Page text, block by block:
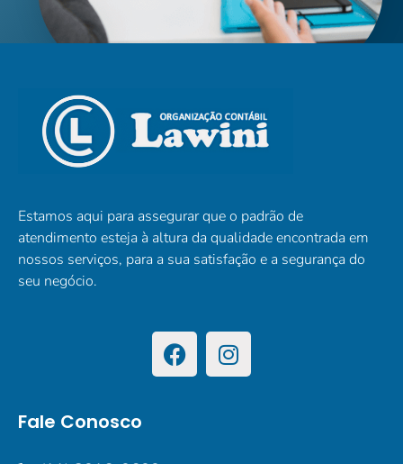
Estamos aqui para assegurar que o padrão de
atendimento esteja à altura da qualidade encontrada em
nossos serviços, para a sua satisfação e a segurança do
seu negócio.
Fale Conosco